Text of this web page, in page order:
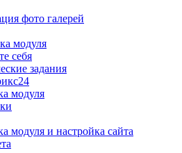
фото галерей
модуля
себя
задания
модуля
модуля и настройка сайта